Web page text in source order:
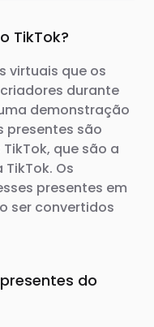
TikTok?
virtuais que os
durante
demonstração
presentes são
que são a
Os
presentes em
ser convertidos
do